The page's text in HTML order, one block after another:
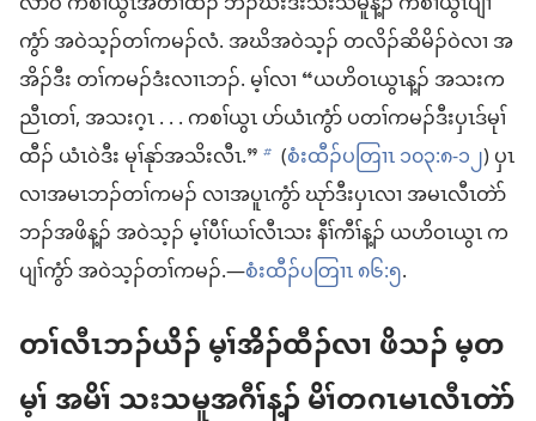
ကွံာ် အဝဲသ့ၣ်တၢ်ကမၣ်လံ. အဃိအဝဲသ့ၣ် တလိၣ်ဆိမိၣ်ဝဲလၢ အ
အိၣ်ဒီး တၢ်ကမၣ်ဒံးလၢၤဘၣ်. မ့ၢ်လၢ “ယဟိဝၤယွၤန့ၣ် အသးက
ညီၤတၢ်, အသးဂ့ၤ . . . ကစၢ်ယွၤ ပာ်ယံၤကွံာ် ပတၢ်ကမၣ်ဒီးပှၤဒ်မုၢ်
ထီၣ် ယံၤဝဲဒီး မုၢ်နုာ်အသိးလီၤ.” b (စံးထီၣ်ပတြၢၤ ၁၀၃:၈-၁၂) ပှၤ
လၢအမၤဘၣ်တၢ်ကမၣ် လၢအပူၤကွံာ် ဃုာ်ဒီးပှၤလၢ အမၤလီၤတဲာ်
ဘၣ်အဖိန့ၣ် အဝဲသ့ၣ် မ့ၢ်ပီၢ်ယၢ်လီၤသး နီၢ်ကီၢ်န့ၣ် ယဟိဝၤယွၤ က
ပျၢ်ကွံာ် အဝဲသ့ၣ်တၢ်ကမၣ်.—စံးထီၣ်ပတြၢၤ ၈၆:၅.
တၢ်လီၤဘၣ်ယိၣ် မ့ၢ်အိၣ်ထီၣ်လၢ ဖိသၣ် မ့တ
မ့ၢ် အမိၢ် သးသမူအဂီၢ်န့ၣ် မိၢ်တဂၤမၤလီၤတဲာ်